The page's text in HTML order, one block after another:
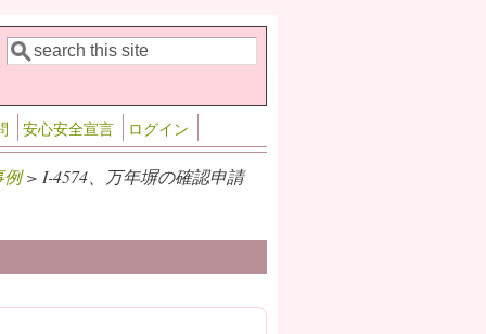
検索フォーム
検索
安心安全宣言 ログイン
例> I-4574、万年塀の確認申請